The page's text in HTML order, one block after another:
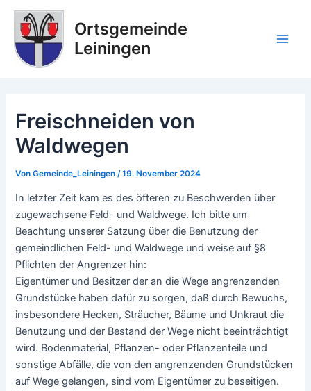
Zum
Inhalt
springen
Ortsgemeinde
Leiningen
Freischneiden von
Waldwegen
VonGemeinde_Leiningen/19. November 2024
In letzter Zeit kam es des öfteren zu Beschwerden über
zugewachsene Feld- und Waldwege. Ich bitte um
Beachtung unserer Satzung über die Benutzung der
gemeindlichen Feld- und Waldwege und weise auf §8
Pflichten der Angrenzer hin:
Eigentümer und Besitzer der an die Wege angrenzenden
Grundstücke haben dafür zu sorgen, daß durch Bewuchs,
insbesondere Hecken, Sträucher, Bäume und Unkraut die
Benutzung und der Bestand der Wege nicht beeinträchtigt
wird. Bodenmaterial, Pflanzen- oder Pflanzenteile und
sonstige Abfälle, die von den angrenzenden Grundstücken
auf Wege gelangen, sind vom Eigentümer zu beseitigen.
Post
navigation